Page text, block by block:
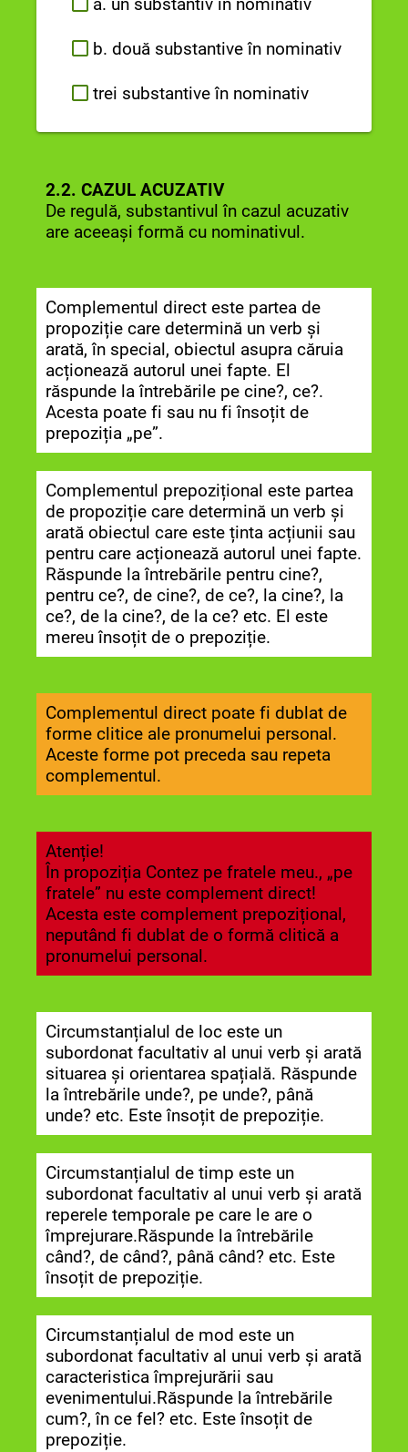
a. un substantiv în nominativ
b. două substantive în nominativ
trei substantive în nominativ
2.2. CAZUL ACUZATIV
De regulă, substantivul în cazul acuzativ
are aceeași formă cu nominativul.
Complementul direct este partea de
propoziție care determină un verb și
arată, în special, obiectul asupra căruia
acționează autorul unei fapte. El
răspunde la întrebările pe cine?, ce?.
Acesta poate fi sau nu fi însoțit de
prepoziția „pe”.
Complementul prepozițional este partea
de propoziție care determină un verb și
arată obiectul care este ținta acțiunii sau
pentru care acționează autorul unei fapte.
Răspunde la întrebările pentru cine?,
pentru ce?, de cine?, de ce?, la cine?, la
ce?, de la cine?, de la ce? etc. El este
mereu însoțit de o prepoziție.
Complementul direct poate fi dublat de
forme clitice ale pronumelui personal.
Aceste forme pot preceda sau repeta
complementul.
Atenție!
În propoziția Contez pe fratele meu., „pe
fratele” nu este complement direct!
Acesta este complement prepozițional,
neputând fi dublat de o formă clitică a
pronumelui personal.
Circumstanțialul de loc este un
subordonat facultativ al unui verb și arată
situarea și orientarea spațială. Răspunde
la întrebările unde?, pe unde?, până
unde? etc. Este însoțit de prepoziție.
Circumstanțialul de timp este un
subordonat facultativ al unui verb și arată
reperele temporale pe care le are o
împrejurare.Răspunde la întrebările
când?, de când?, până când? etc. Este
însoțit de prepoziție.
Circumstanțialul de mod este un
subordonat facultativ al unui verb și arată
caracteristica împrejurării sau
evenimentului.Răspunde la întrebările
cum?, în ce fel? etc. Este însoțit de
prepoziție.